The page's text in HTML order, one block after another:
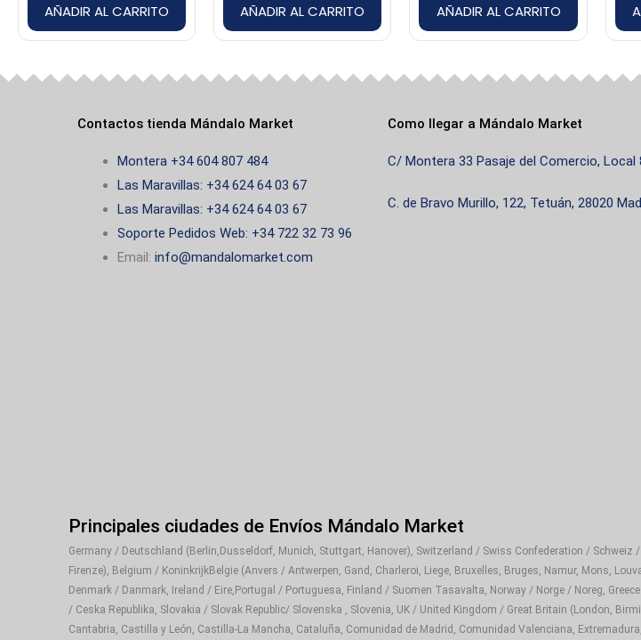
AÑADIR AL CARRITO AÑADIR AL CARRITO AÑADIR AL CARRITO
Contactos tienda Mándalo Market
Montera +34 604 807 484
Las Maravillas: +34 624 64 03 67
Las Maravillas: +34 624 64 03 67
Soporte Pedidos Web: +34 722 32 73 96
Email:info@mandalomarket.com
Como llegar a Mándalo Market
C/ Montera 33 Pasaje del Comercio, Local
C. de Bravo Murillo, 122, Tetuán, 28020
Principales ciudades de Envíos Mándalo Market
Germany / Deutschland (Berlin,Dusseldorf, Munich, Stuttgart, Hanover), Switzerland / Swiss Confederation /
Firenze), Belgium / KoninkrijkBelgie (Anvers / Antwerpen, Gand, Charleroi, Liege, Bruxelles, Bruges, Namur, Mons,
Denmark / Danmark, Ireland / Eire,Portugal / Portuguesa, Finland / Suomen Tasavalta, Norway / Norge / Noreg,
/ Ceska Republika, Slovakia / Slovak Republic/ Slovenska , Slovenia, UK / United Kingdom / Great Britain (London,
Cantabria, Castilla y León, Castilla-La Mancha, Cataluña, Comunidad de Madrid, Comunidad Valenciana,